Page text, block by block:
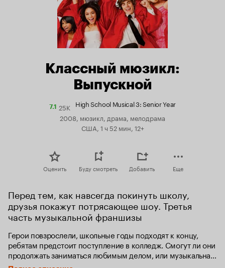
Классный мюзикл:
Выпускной
7.1Рейтинг
Кинопоиска
25K High School Musical 3: Senior Year
2008, мюзикл, драма, мелодрама
США, 1 ч 52 мин, 12+
Оценить Буду смотреть Добавить Еще
Перед тем, как навсегда покинуть школу,
друзья покажут потрясающее шоу. Третья
часть музыкальной франшизы
Герои повзрослели, школьные годы подходят к концу,
ребятам предстоит поступление в колледж. Смогут ли они
продолжать заниматься любимым делом, или музыкальная
карьера уготована кому-то одному? Предстоит ли им